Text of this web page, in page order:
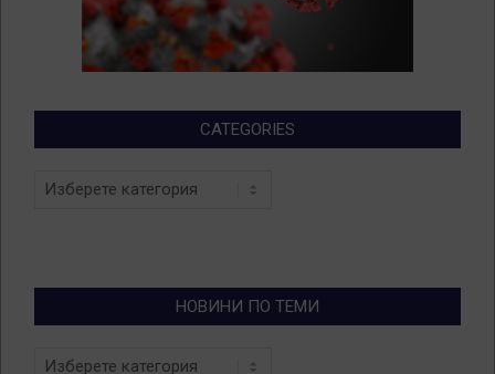
CATEGORIES
Categories
НОВИНИ ПО ТЕМИ
Новини